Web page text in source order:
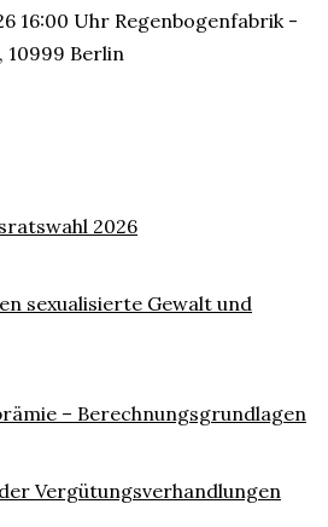
16:00 Uhr Regenbogenfabrik -
10999 Berlin
2026
sexualisierte Gewalt und
– Berechnungsgrundlagen
Vergütungsverhandlungen